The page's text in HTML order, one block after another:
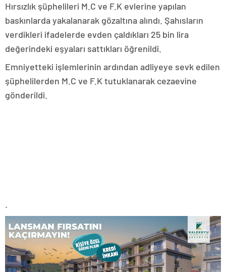
Hırsızlık şüphelileri M.C ve F.K evlerine yapılan
baskınlarda yakalanarak gözaltına alındı. Şahısların
verdikleri ifadelerde evden çaldıkları 25 bin lira
değerindeki eşyaları sattıkları öğrenildi.
Emniyetteki işlemlerinin ardından adliyeye sevk edilen
şüphelilerden M.C ve F.K tutuklanarak cezaevine
gönderildi.